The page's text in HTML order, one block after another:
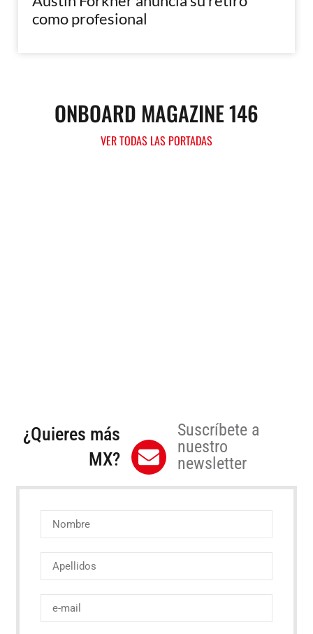
como profesional
ONBOARD MAGAZINE 146
VER TODAS LAS PORTADAS
¿Quieres más
MX?
Suscríbete a
nuestro
newsletter